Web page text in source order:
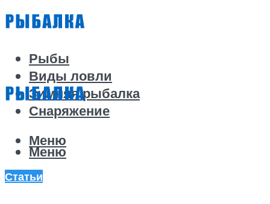
Рыбы
Виды ловли
Зимняя рыбалка
Снаряжение
Меню
Меню
Статьи